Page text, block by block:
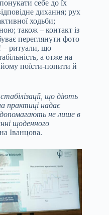
себе до їх
дихання; рух
ходьби;
також – контакт із
переглянути фото
– ритуали, що
а отже на
йому поїсти-попити й
що діють
практиці надає
не лише в
щоденного
Іванцова.